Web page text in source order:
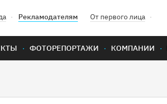
Рекламодателям От первого лица
ФОТОРЕПОРТАЖИ КОМПАНИИ